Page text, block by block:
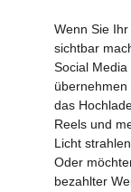
Wenn Sie
sichtbar
Social
übernehmen
das
Reels und
Licht
Oder
bezahlter